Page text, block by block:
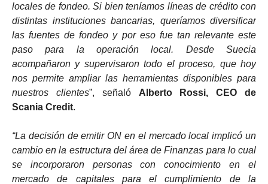
locales de fondeo. Si bien teníamos líneas de crédito con
distintas instituciones bancarias, queríamos diversificar
las fuentes de fondeo y por eso fue tan relevante este
paso para la operación local. Desde Suecia
acompañaron y supervisaron todo el proceso, que hoy
nos permite ampliar las herramientas disponibles para
nuestros clientes”, señaló Alberto Rossi, CEO de
Scania Credit.
“La decisión de emitir ON en el mercado local implicó un
cambio en la estructura del área de Finanzas para lo cual
se incorporaron personas con conocimiento en el
mercado de capitales para el cumplimiento de la